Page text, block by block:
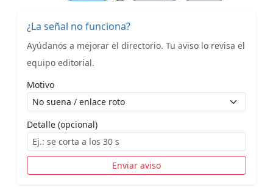
¿La señal no funciona?
Ayúdanos a mejorar el directorio. Tu aviso lo revisa el
equipo editorial.
Motivo
Detalle (opcional)
Enviar aviso